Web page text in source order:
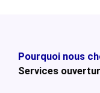
Pourquoi nous
Services